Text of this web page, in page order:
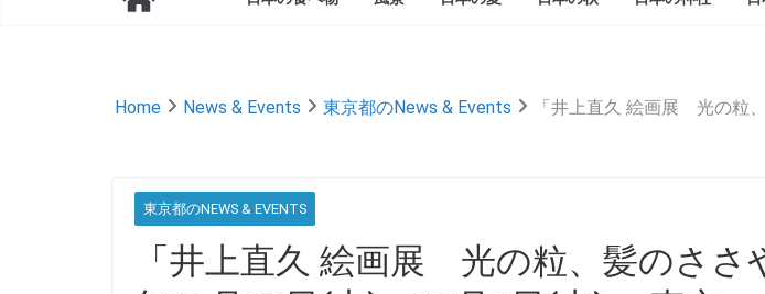
Home News & Events 東京都のNews & Events 「井上直久 絵画展 光の粒
東京都のNEWS & EVENTS
「井上直久 絵画展 光の粒、髪のささ